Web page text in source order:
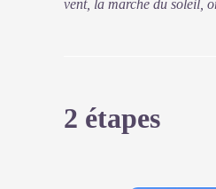
vent, la marche du soleil,
2 étapes